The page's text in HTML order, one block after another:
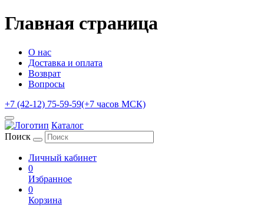
Главная страница
О нас
Доставка и оплата
Возврат
Вопросы
+7 (42-12) 75-59-59(+7 часов МСК)
Каталог
Поиск
Личный кабинет
0
Избранное
0
Корзина